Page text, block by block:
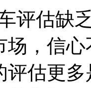
评估缺
场，信
评估更